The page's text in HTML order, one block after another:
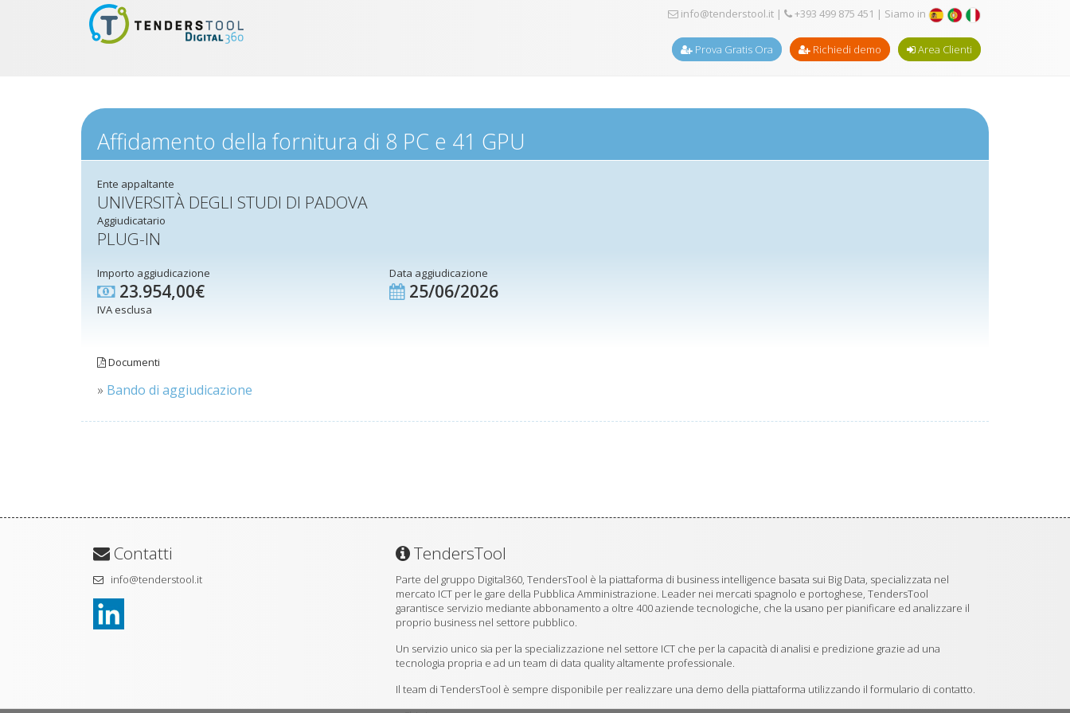
info@tenderstool.it | +393 499 875 451 | Siamo in
Prova Gratis Ora Richiedi demo Area Clienti
Affidamento della fornitura di 8 PC e 41 GPU
Ente appaltante
UNIVERSITÀ DEGLI STUDI DI PADOVA
Aggiudicatario
PLUG-IN
Importo aggiudicazione
23.954,00€
IVA esclusa
Data aggiudicazione
25/06/2026
Documenti
» Bando di aggiudicazione
Contatti
info@tenderstool.it
TendersTool
Parte del gruppo Digital360, TendersTool è la piattaforma di business intelligence basata sui Big Data, specializzata nel
mercato ICT per le gare della Pubblica Amministrazione. Leader nei mercati spagnolo e portoghese, TendersTool
garantisce servizio mediante abbonamento a oltre 400 aziende tecnologiche, che la usano per pianificare ed analizzare il
proprio business nel settore pubblico.
Un servizio unico sia per la specializzazione nel settore ICT che per la capacità di analisi e predizione grazie ad una
tecnologia propria e ad un team di data quality altamente professionale.
Il team di TendersTool è sempre disponibile per realizzare una demo della piattaforma utilizzando il formulario di contatto.